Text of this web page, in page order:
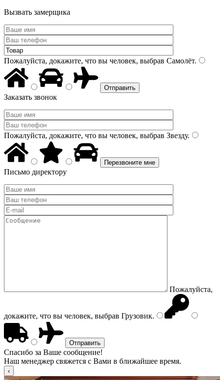
Вызвать замерщика
Пожалуйста, докажите, что вы человек, выбрав Самолёт.
Заказать звонок
Пожалуйста, докажите, что вы человек, выбрав Звезду.
Письмо директору
Пожалуйста,
докажите, что вы человек, выбрав Грузовик.
Спасибо за Ваше сообщение!
Наш менеджер свяжется с Вами в ближайшее время.